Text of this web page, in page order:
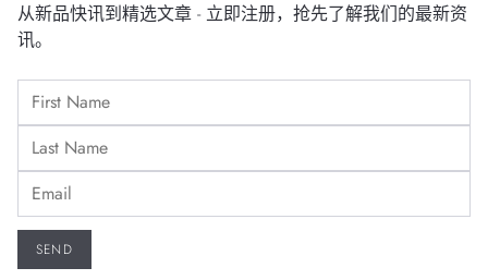
从新品快讯到精选文章 - 立即注册，抢先了解我们的最新资
讯。